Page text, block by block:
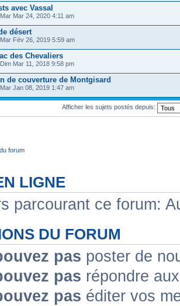
avec Vassal
Mar 24, 2020 4:11 am
désert
Fév 26, 2019 5:59 am
des Chevaliers
Mar 11, 2018 9:58 pm
de couverture de Montgisard
Jan 08, 2019 1:47 am
Afficher les sujets postés depuis:
forum
LIGNE
parcourant ce forum:
DU FORUM
pas poster de
pas répondre
pas éditer vos